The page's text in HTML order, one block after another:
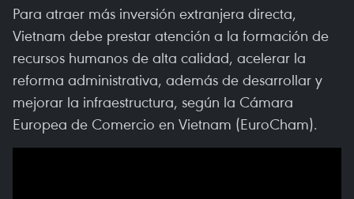
Para atraer más inversión extranjera directa,
Vietnam debe prestar atención a la formación de
recursos humanos de alta calidad, acelerar la
reforma administrativa, además de desarrollar y
mejorar la infraestructura, según la Cámara
Europea de Comercio en Vietnam (EuroCham).